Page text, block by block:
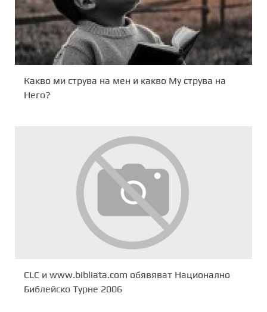
Какво ми струва на мен и какво Му струва на
Него?
CLC и www.bibliata.com обявяват Национално
Библейско Турне 2006